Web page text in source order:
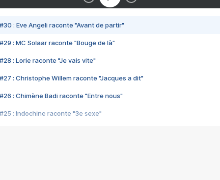
#30 : Eve Angeli raconte "Avant de partir"
#29 : MC Solaar raconte "Bouge de là"
#28 : Lorie raconte "Je vais vite"
#27 : Christophe Willem raconte "Jacques a dit"
#26 : Chimène Badi raconte "Entre nous"
#25 : Indochine raconte "3e sexe"